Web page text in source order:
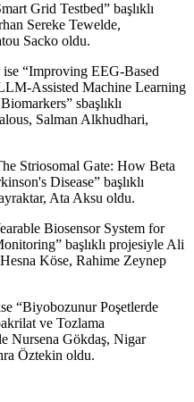
Grid Testbed” başlıklı
Sereke Tewelde,
Sacko oldu.
ise “Improving EEG-Based
Assisted Machine Learning
sbaşlıklı
Salman Alkhudhari,
Striosomal Gate: How Beta
Disease” başlıklı
Ata Aksu oldu.
Biosensor System for
başlıklı projesiyle Ali
Köse, Rahime Zeynep
“Biyobozunur Poşetlerde
ve Tozlama
Nursena Gökdaş, Nigar
Öztekin oldu.